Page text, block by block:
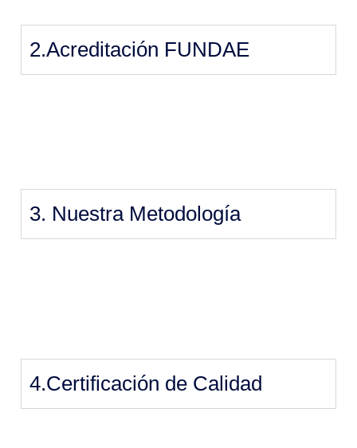
2.Acreditación FUNDAE
3. Nuestra Metodología
4.Certificación de Calidad